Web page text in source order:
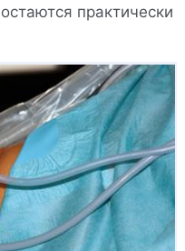
практически